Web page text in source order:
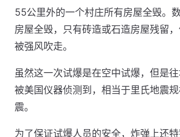
55公里外的一个村庄所有房屋全毁。
房屋全毁，只有砖造或石造房屋残留
被强风吹走。
虽然这一次试爆是在空中试爆，但是往
被美国仪器侦测到，相当于里氏地震
震。
为了保证试爆人员的安全，炸弹上还